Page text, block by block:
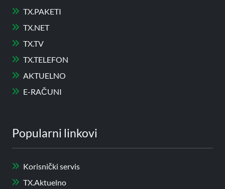
TX.PAKETI
TX.NET
TX.TV
TX.TELEFON
AKTUELNO
E-RAČUNI
Popularni linkovi
Korisnički servis
TX.Aktuelno